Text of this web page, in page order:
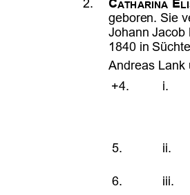

  


